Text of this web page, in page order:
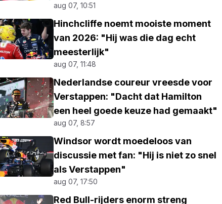
aug 07, 10:51
Hinchcliffe noemt mooiste moment
van 2026: "Hij was die dag echt
meesterlijk"
aug 07, 11:48
Nederlandse coureur vreesde voor
Verstappen: "Dacht dat Hamilton
een heel goede keuze had gemaakt"
aug 07, 8:57
Windsor wordt moedeloos van
discussie met fan: "Hij is niet zo snel
als Verstappen"
aug 07, 17:50
Red Bull-rijders enorm streng